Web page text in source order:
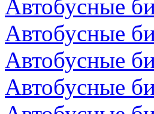
Автобусные
Автобусные
Автобусные
Автобусные